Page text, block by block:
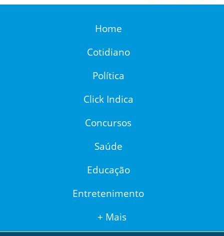
Home
Cotidiano
Política
Click Indica
Concursos
Saúde
Educação
Entretenimento
+ Mais